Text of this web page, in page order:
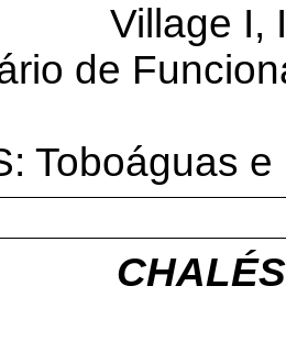
Village I,
de
Toboáguas